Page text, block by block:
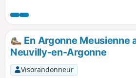
En Argonne Meusienne
Neuvilly-en-Argonne
Visorandonneur